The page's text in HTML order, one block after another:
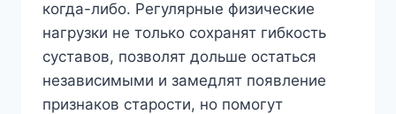
когда-либо. Регулярные физические
нагрузки не только сохранят гибкость
суставов, позволят дольше остаться
независимыми и замедлят появление
признаков старости, но помогут